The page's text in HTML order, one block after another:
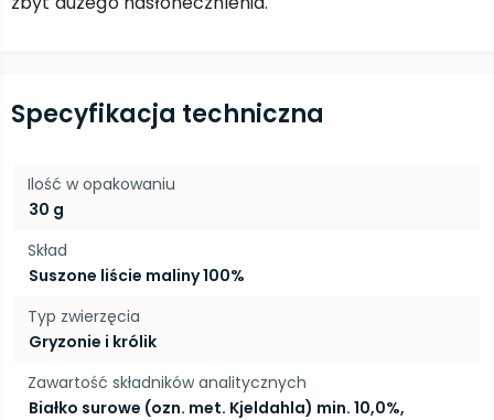
Specyfikacja techniczna
Ilość w opakowaniu
30 g
Skład
Suszone liście maliny 100%
Typ zwierzęcia
Gryzonie i królik
Zawartość składników analitycznych
Białko surowe (ozn. met. Kjeldahla) min. 10,0%,